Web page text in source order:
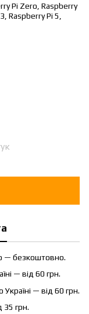
Pi Zero, Raspberry
Raspberry Pi 5,
— безкоштовно.
— від 60 грн.
— від 60 грн.
35 грн.